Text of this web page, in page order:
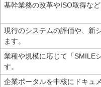
基幹業務の改革やISO取得な
現行のシステムの評価や、新
ます。
業種や規模に応じて「SMILE
す。
企業ポータルを中核にドキュ